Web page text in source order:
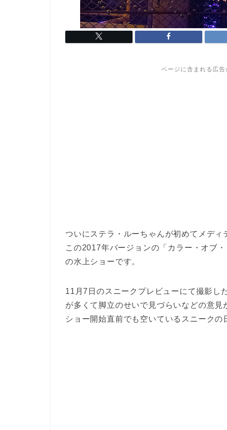
ページに含まれる広
ついにステラ・ルーちゃんが初めてメデ
この2017年バージョンの「カラー・オブ
の水上ショーです。
11月7日のスニークプレビューにて撮影し
が多くて脚立のせいで見づらいなどの意
ショー開始直前でも空いているスニークの